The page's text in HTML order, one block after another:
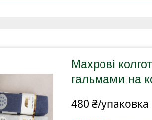
Махрові
гальмами на
480 ₴/упаковка